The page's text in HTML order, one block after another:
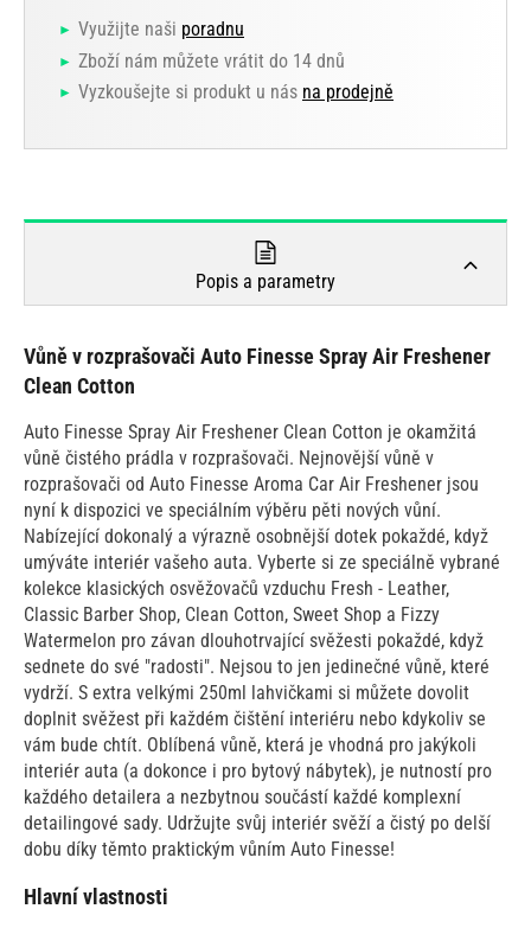
Využijte naši poradnu
Zboží nám můžete vrátit do 14 dnů
Vyzkoušejte si produkt u nás na prodejně
Popis a parametry
Vůně v rozprašovači Auto Finesse Spray Air Freshener
Clean Cotton
Auto Finesse Spray Air Freshener Clean Cotton je okamžitá
vůně čistého prádla v rozprašovači. Nejnovější vůně v
rozprašovači od Auto Finesse Aroma Car Air Freshener jsou
nyní k dispozici ve speciálním výběru pěti nových vůní.
Nabízející dokonalý a výrazně osobnější dotek pokaždé, když
umýváte interiér vašeho auta. Vyberte si ze speciálně vybrané
kolekce klasických osvěžovačů vzduchu Fresh - Leather,
Classic Barber Shop, Clean Cotton, Sweet Shop a Fizzy
Watermelon pro závan dlouhotrvající svěžesti pokaždé, když
sednete do své "radosti". Nejsou to jen jedinečné vůně, které
vydrží. S extra velkými 250ml lahvičkami si můžete dovolit
doplnit svěžest při každém čištění interiéru nebo kdykoliv se
vám bude chtít. Oblíbená vůně, která je vhodná pro jakýkoli
interiér auta (a dokonce i pro bytový nábytek), je nutností pro
každého detailera a nezbytnou součástí každé komplexní
detailingové sady. Udržujte svůj interiér svěží a čistý po delší
dobu díky těmto praktickým vůním Auto Finesse!
Hlavní vlastnosti